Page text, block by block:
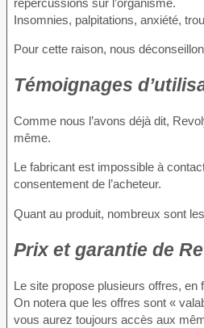
Insomnies, palpitations, anxiété,
Pour cette raison, nous
Témoignages
Comme nous l’avons déjà dit,
même.
Le fabricant est impossible à
consentement de l’acheteur.
Quant au produit, nombreux sont
Prix et garantie de
Le site propose plusieurs offres, en
On notera que les offres sont «
vous aurez toujours accès aux